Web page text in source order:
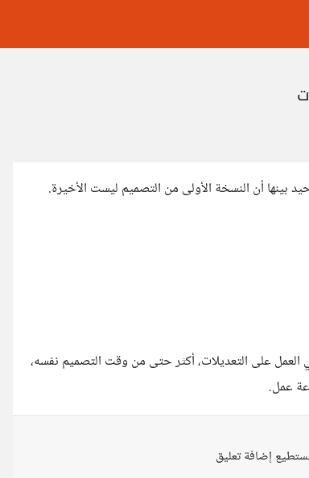
على التعديلات، أكثر حتى من وقت التصميم نفسه،
عمل.
إضافة تعليق